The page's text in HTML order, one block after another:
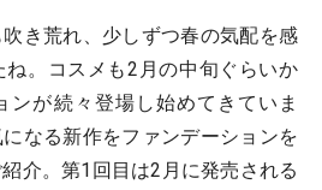
き荒れ、少しずつ春の気配を感
ね。コスメも2月の中旬ぐらいか
ンが続々登場し始めてきていま
なる新作をファンデーションを
介。第1回目は2月に発売される